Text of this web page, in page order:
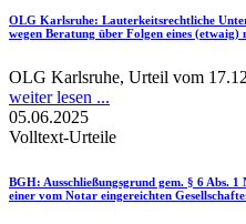
OLG Karlsruhe: Lauterkeitsrechtliche
wegen Beratung über Folgen eines (etwaig)
OLG Karlsruhe, Urteil vom
weiter lesen ...
05.06.2025
Volltext-Urteile
BGH: Ausschließungsgrund gem. § 6 Abs.
einer vom Notar eingereichten